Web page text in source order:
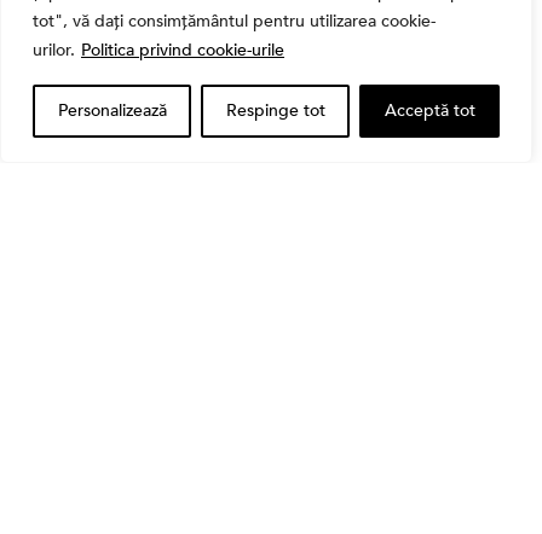
tot", vă dați consimțământul pentru utilizarea cookie-
urilor. Politica privind cookie-urile
Personalizează Respinge tot Acceptă tot